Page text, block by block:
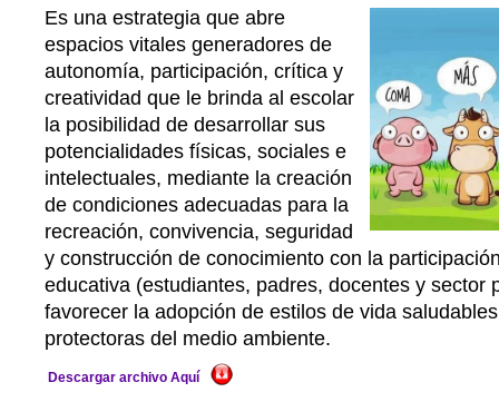
Es una estrategia que abre
espacios vitales generadores de
autonomía, participación, crítica y
creatividad que le brinda al escolar
la posibilidad de desarrollar sus
potencialidades físicas, sociales e
intelectuales, mediante la creación
de condiciones adecuadas para la
recreación, convivencia, seguridad
y construcción de conocimiento con la
educativa (estudiantes, padres, docentes y sector
favorecer la adopción de estilos de vida
protectoras del medio ambiente.
Descargar archivo Aquí